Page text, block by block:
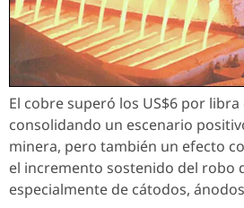
El cobre superó los US$6 por libra
consolidando un escenario
minera, pero también un efecto
el incremento sostenido del robo
especialmente de cátodos,